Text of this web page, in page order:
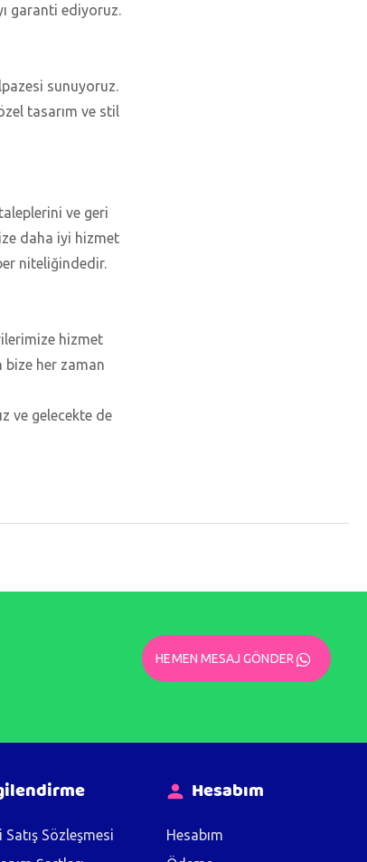
garanti ediyoruz.
sunuyoruz.
tasarım ve stil
ve geri
daha iyi hizmet
niteliğindedir.
hizmet
bize her zaman
ve gelecekte de
HEMEN MESAJ GÖNDER
Sözleşmesi
Hesabım
Hesabım